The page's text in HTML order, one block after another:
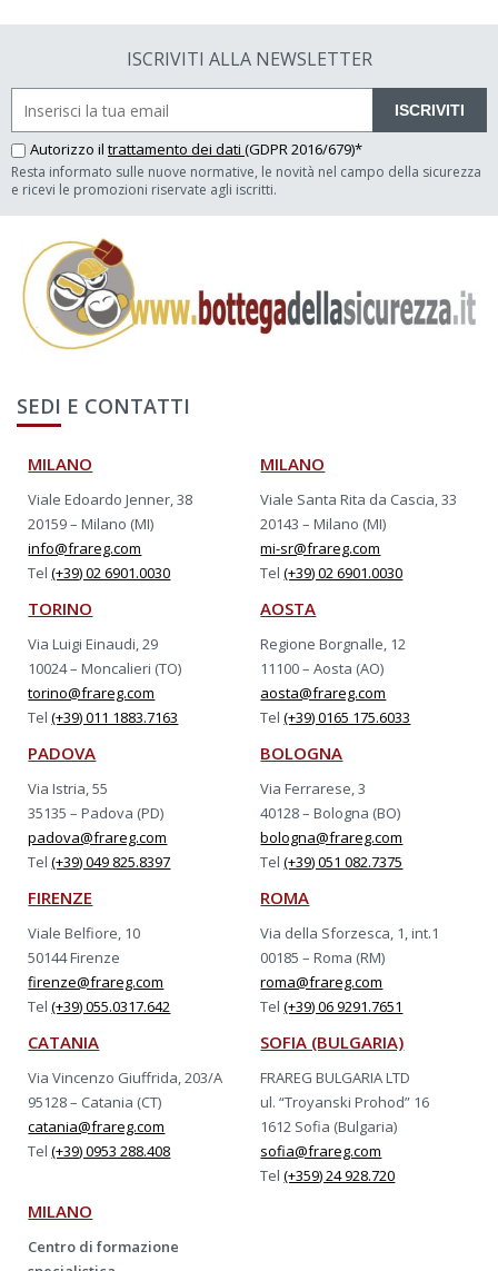
ISCRIVITI ALLA NEWSLETTER
ISCRIVITI
Autorizzo il trattamento dei dati (GDPR 2016/679)*
Resta informato sulle nuove normative, le novità nel campo della sicurezza
e ricevi le promozioni riservate agli iscritti.
SEDI E CONTATTI
MILANO
Viale Edoardo Jenner, 38
20159 – Milano (MI)
info@frareg.com
Tel(+39) 02 6901.0030
MILANO
Viale Santa Rita da Cascia, 33
20143 – Milano (MI)
mi-sr@frareg.com
Tel(+39) 02 6901.0030
TORINO
Via Luigi Einaudi, 29
10024 – Moncalieri (TO)
torino@frareg.com
Tel(+39) 011 1883.7163
AOSTA
Regione Borgnalle, 12
11100 – Aosta (AO)
aosta@frareg.com
Tel(+39) 0165 175.6033
PADOVA
Via Istria, 55
35135 – Padova (PD)
padova@frareg.com
Tel(+39) 049 825.8397
BOLOGNA
Via Ferrarese, 3
40128 – Bologna (BO)
bologna@frareg.com
Tel(+39) 051 082.7375
FIRENZE
Viale Belfiore, 10
50144 Firenze
firenze@frareg.com
Tel(+39) 055.0317.642
ROMA
Via della Sforzesca, 1, int.1
00185 – Roma (RM)
roma@frareg.com
Tel(+39) 06 9291.7651
CATANIA
Via Vincenzo Giuffrida, 203/A
95128 – Catania (CT)
catania@frareg.com
Tel(+39) 0953 288.408
SOFIA (BULGARIA)
FRAREG BULGARIA LTD
ul. “Troyanski Prohod” 16
1612 Sofia (Bulgaria)
sofia@frareg.com
Tel(+359) 24 928.720
MILANO
Centro di formazione